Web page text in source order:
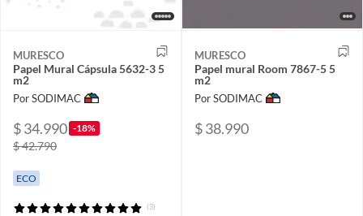
MURESCO
Papel Mural Cápsula 5632-3 5
m2
Por SODIMAC
$ 34.990 -18%
$ 42.790
ECO
(3)
MURESCO
Papel mural Room 7867-5 5
m2
Por SODIMAC
$ 38.990